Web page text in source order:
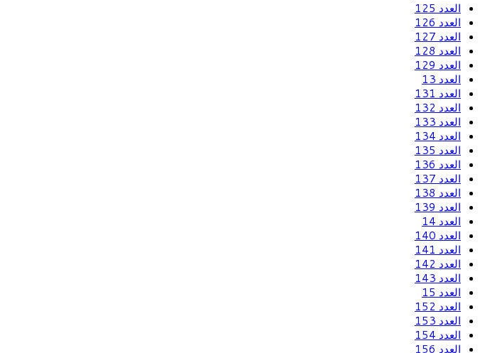
العدد 125
العدد 126
العدد 127
العدد 128
العدد 129
العدد 13
العدد 131
العدد 132
العدد 133
العدد 134
العدد 135
العدد 136
العدد 137
العدد 138
العدد 139
العدد 14
العدد 140
العدد 141
العدد 142
العدد 143
العدد 15
العدد 152
العدد 153
العدد 154
العدد 156